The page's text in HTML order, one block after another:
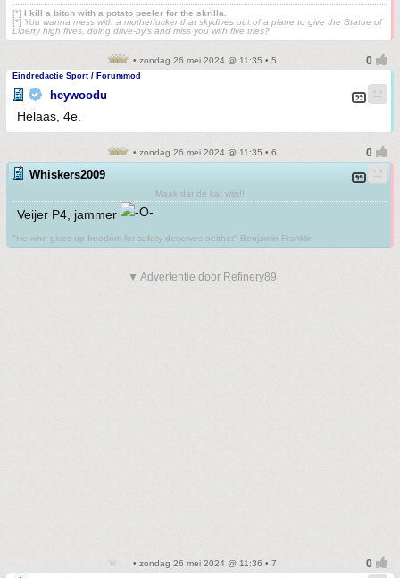
[*] I kill a bitch with a potato peeler for the skrilla.
[*] You wanna mess with a motherfucker that skydives out of a plane to give the Statue of
Liberty high fives, doing drive-by’s and miss you with five tries?
• zondag 26 mei 2024 @ 11:35 • 5
Eindredactie Sport / Forummod
heywoodu
Helaas, 4e.
• zondag 26 mei 2024 @ 11:35 • 6
Whiskers2009
Maak dat de kat wijs!!
Veijer P4, jammer
"He who gives up freedom for safety deserves neither" Benjamin Franklin
▼ Advertentie door Refinery89
• zondag 26 mei 2024 @ 11:36 • 7